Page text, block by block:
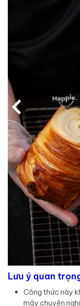
Lưu ý quan
Công thức này
máy chuyên